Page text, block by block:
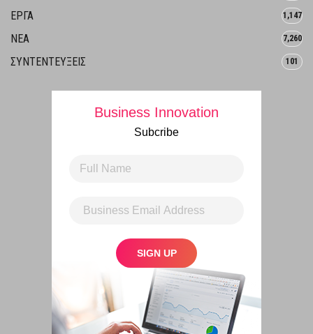
ΕΡΓΑ 1,147
ΝΕΑ 7,260
ΣΥΝΤΕΝΤΕΥΞΕΙΣ 101
Business Innovation
Subcribe